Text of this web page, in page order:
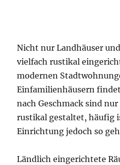
Nicht nur Landhäuser
vielfach rustikal
modernen
Einfamilienhäusern
nach Geschmack sind
rustikal gestaltet, häufig
Einrichtung jedoch so
Ländlich eingerichtete